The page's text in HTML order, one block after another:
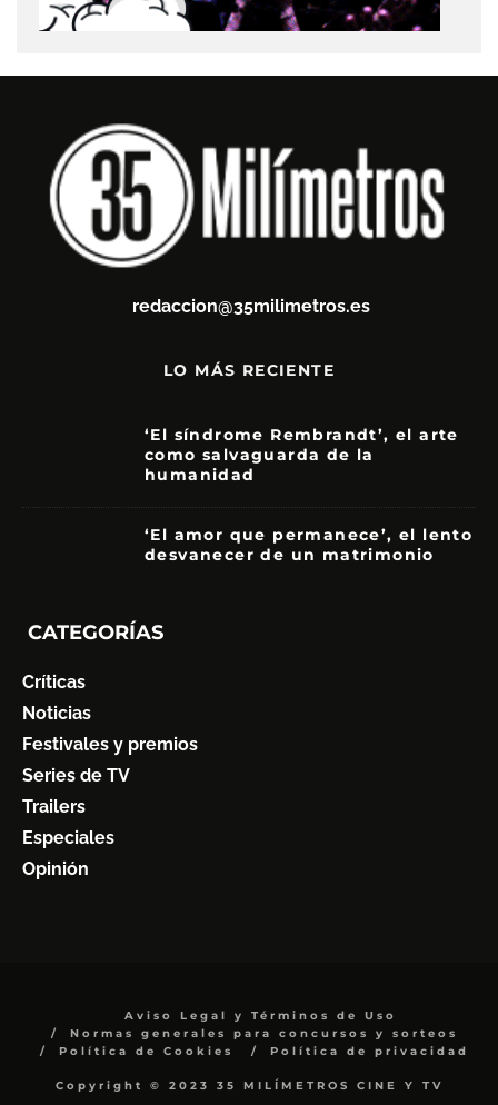
redaccion@35milimetros.es
LO MÁS RECIENTE
‘El síndrome Rembrandt’, el arte
como salvaguarda de la
humanidad
‘El amor que permanece’, el lento
desvanecer de un matrimonio
CATEGORÍAS
Críticas
Noticias
Festivales y premios
Series de TV
Trailers
Especiales
Opinión
Aviso Legal y Términos de Uso
Normas generales para concursos y sorteos
Política de Cookies
Política de privacidad
Copyright © 2023 35 MILÍMETROS CINE Y TV